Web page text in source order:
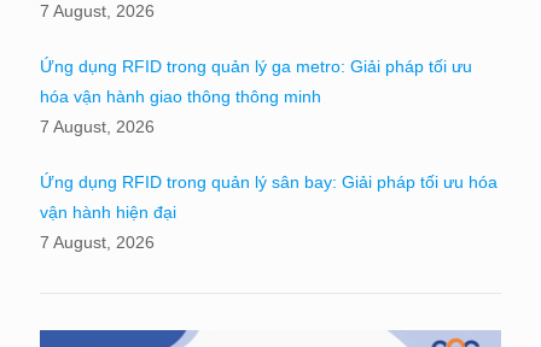
7 August, 2026
Ứng dụng RFID trong quản lý ga metro: Giải pháp tối ưu
hóa vận hành giao thông thông minh
7 August, 2026
Ứng dụng RFID trong quản lý sân bay: Giải pháp tối ưu hóa
vận hành hiện đại
7 August, 2026